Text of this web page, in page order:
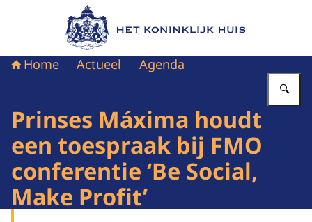
Naar de homepage van Het Koninklijk Huis
Home Actueel Agenda
Prinses Máxima houdt
een toespraak bij FMO
conferentie ‘Be Social,
Make Profit’